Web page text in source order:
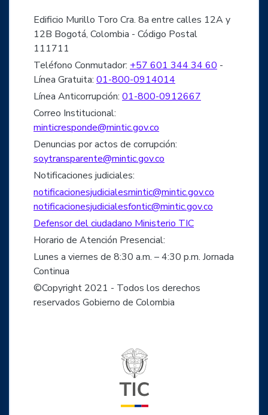
Edificio Murillo Toro Cra. 8a entre calles 12A y
12B Bogotá, Colombia - Código Postal
111711
Teléfono Conmutador: +57 601 344 34 60 -
Línea Gratuita: 01-800-0914014
Línea Anticorrupción: 01-800-0912667
Correo Institucional:
minticresponde@mintic.gov.co
Denuncias por actos de corrupción:
soytransparente@mintic.gov.co
Notificaciones judiciales:
notificacionesjudicialesmintic@mintic.gov.co
notificacionesjudicialesfontic@mintic.gov.co
Defensor del ciudadano Ministerio TIC
Horario de Atención Presencial:
Lunes a viernes de 8:30 a.m. – 4:30 p.m. Jornada
Continua
©Copyright 2021 - Todos los derechos
reservados Gobierno de Colombia